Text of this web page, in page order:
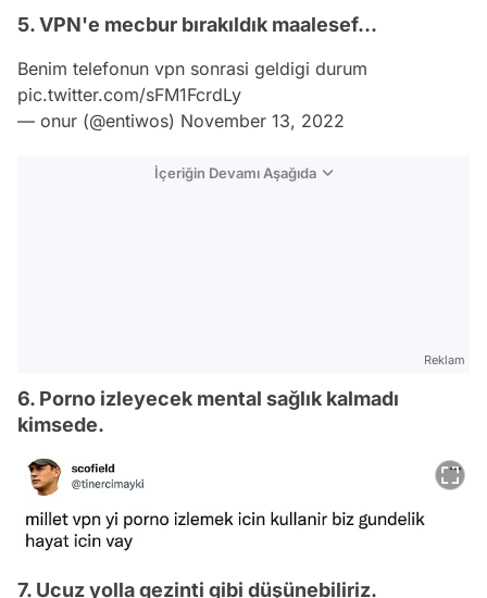
5. VPN'e mecbur bırakıldık maalesef...
Benim telefonun vpn sonrasi geldigi durum
pic.twitter.com/sFM1FcrdLy
— onur (@entiwos) November 13, 2022
İçeriğin Devamı Aşağıda
Reklam
6. Porno izleyecek mental sağlık kalmadı
kimsede.
7. Ucuz yolla gezinti gibi düşünebiliriz.